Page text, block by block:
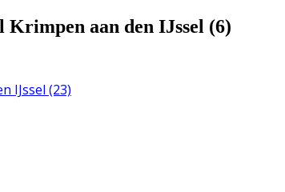
aan den IJssel (6)